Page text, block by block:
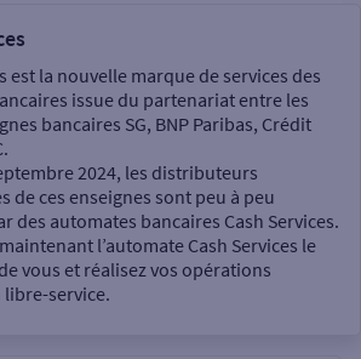
votre recherche
est la nouvelle marque de services des
issue du partenariat entre les
bancaires SG, BNP Paribas, Crédit
2024, les distributeurs
de ces enseignes sont peu à peu
des automates bancaires Cash Services.
l’automate Cash Services le
vous et réalisez vos opérations
libre-service.